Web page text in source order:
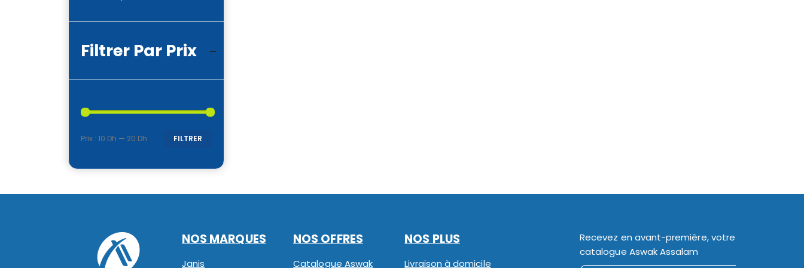
Filtrer Par Prix
FILTRER
Prix : 10 Dh — 20 Dh
NOS MARQUES
Janis
NOS OFFRES
Catalogue Aswak
NOS PLUS
Livraison à domicile
Recevez en avant-première, votre
catalogue Aswak Assalam